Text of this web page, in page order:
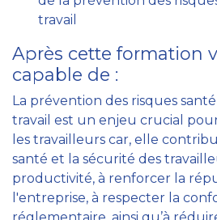
travail
Après cette formation
capable de :
La prévention des risques
travail est un enjeu crucial
les travailleurs car, elle
santé et la sécurité des
productivité, à renforcer la
l'entreprise, à respecter la